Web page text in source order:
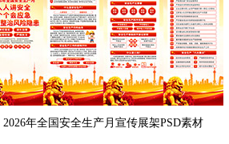
2026年全国安全生产月宣传展架PSD素材